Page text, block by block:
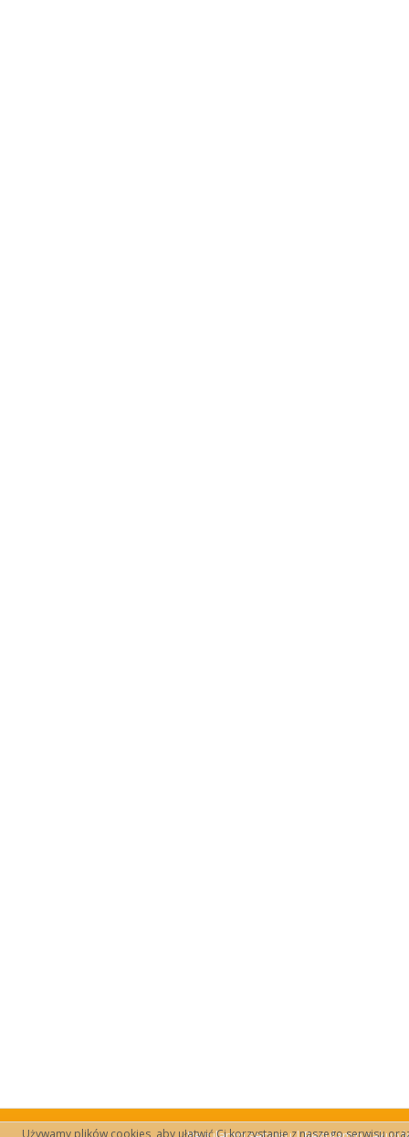
Używamy plików cookies, aby ułatwić Ci korzystanie z naszego serwisu